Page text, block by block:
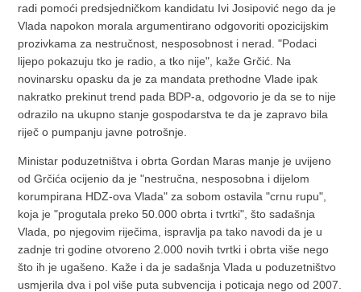
radi pomoći predsjedničkom kandidatu Ivi Josipović nego da je
Vlada napokon morala argumentirano odgovoriti opozicijskim
prozivkama za nestručnost, nesposobnost i nerad. "Podaci
lijepo pokazuju tko je radio, a tko nije", kaže Grčić. Na
novinarsku opasku da je za mandata prethodne Vlade ipak
nakratko prekinut trend pada BDP-a, odgovorio je da se to nije
odrazilo na ukupno stanje gospodarstva te da je zapravo bila
riječ o pumpanju javne potrošnje.
Ministar poduzetništva i obrta Gordan Maras manje je uvijeno
od Grčića ocijenio da je "nestručna, nesposobna i dijelom
korumpirana HDZ-ova Vlada" za sobom ostavila "crnu rupu",
koja je "progutala preko 50.000 obrta i tvrtki", što sadašnja
Vlada, po njegovim riječima, ispravlja pa tako navodi da je u
zadnje tri godine otvoreno 2.000 novih tvrtki i obrta više nego
što ih je ugašeno. Kaže i da je sadašnja Vlada u poduzetništvo
usmjerila dva i pol više puta subvencija i poticaja nego od 2007.